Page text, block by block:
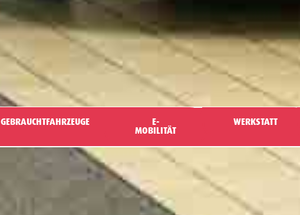
GEBRAUCHTFAHRZEUGE E-
MOBILITÄT
WERKSTATT